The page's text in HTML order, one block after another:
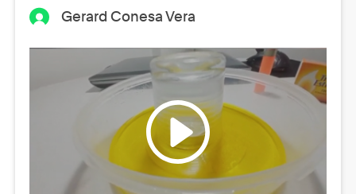
Gerard Conesa Vera